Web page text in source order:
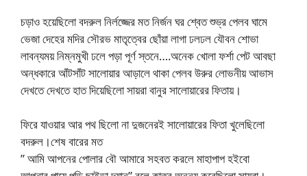
চড়াও হয়েছিলো বদরুল নির্লজ্জের মত নির্জন ঘর শ্বেত শুভ্র পেলব ঘামে
ভেজা দেহের মদির সৌরভ মাতৃত্বের ছোঁয়া লাগা ঢলঢল যৌবন শোভা
লাবন্যময় নিম্নমুখী ঢলে পড়া পূর্ণ স্তনে….অনেক খোলা ফর্শা পেট আবছা
অন্ধকারে আঁটসাঁট সালোয়ার আড়ালে থাকা পেলব উরুর লোভনীয় আভাস
দেখতে দেখতে হাত দিয়েছিলো সায়রা বানুর সালোয়ারের ফিতায়।
ফিরে যাওয়ার আর পথ ছিলো না দুজনেরই সালোয়ারের ফিতা খুলেছিলো
বদরুল।শেষ বারের মত
” আমি আপনের পোলার বৌ আমারে সহবত করলে মাহাপাপ হইবো